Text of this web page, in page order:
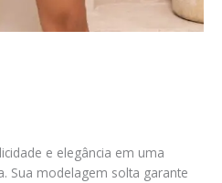
e elegância em uma
Sua modelagem solta garante